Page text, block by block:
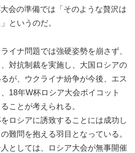
会の準備では「そのような贅沢は
というのだ。
イナ問題では強硬姿勢を崩さず、
対抗制裁を実施し、大国ロシアの
が、ウクライナ紛争が今後、エス
18年W杯ロシア大会ボイコット
ことが考えられる。
ロシアに誘致することには成功し
難問を抱える羽目となっている。
としては、ロシア大会が無事開催